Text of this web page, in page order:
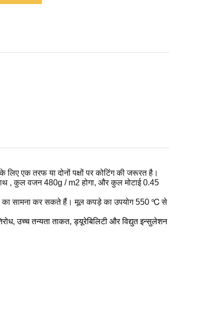
एक तरफ या दोनों पक्षों पर कोटिंग की जरूरत है।
, कुल वजन 480g / m2 होगा, और कुल मोटाई 0.45
सामना कर सकते हैं। मूल कपड़े का उपयोग 550 ℃ से
उच्च तन्यता ताकत, ड्यूरेबिलिटी और विद्युत इन्सुलेशन